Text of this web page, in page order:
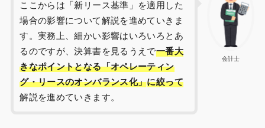
会計士
ここからは「新リース基準」を適用した
場合の影響について解説を進めていきま
す。実務上、細かい影響はいろいろとあ
るのですが、決算書を見るうえで一番大
きなポイントとなる「オペレーティン
グ・リースのオンバランス化」に絞って
解説を進めていきます。